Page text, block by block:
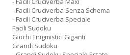
- Facili Cruciverba Senza Schema
- Facili Cruciverba Speciale
Facili Sudoku
Giochi Enigmistici Giganti
Grandi Sudoku